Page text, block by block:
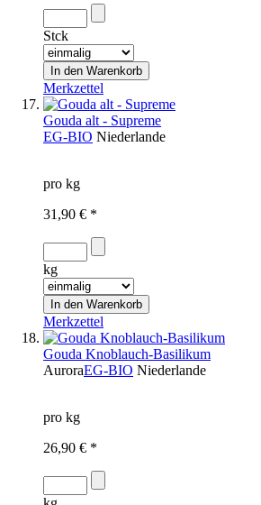
Stck
Merkzettel
Gouda alt - Supreme
EG-BIO Niederlande
pro kg
31,90 € *
kg
Merkzettel
Gouda Knoblauch-Basilikum
AuroraEG-BIO Niederlande
pro kg
26,90 € *